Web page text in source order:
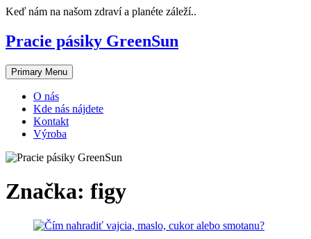
Skip
content
Keď nám na našom zdraví a planéte záleží..
Pracie pásiky GreenSun
Primary Menu
O nás
Kde nás nájdete
Kontakt
Výroba
Značka: figy